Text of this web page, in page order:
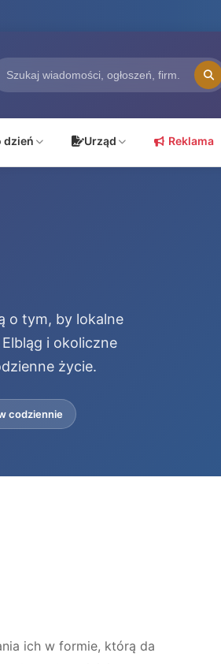
dzień Urząd Reklama
o tym, by lokalne
i okoliczne
życie.
codziennie
ich w formie, którą da